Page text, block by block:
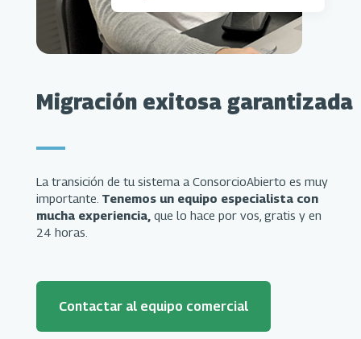
Migración exitosa garantizada
La transición de tu sistema a ConsorcioAbierto es muy
importante. Tenemos un equipo especialista con
mucha experiencia, que lo hace por vos, gratis y en
24 horas.
Contactar al equipo comercial